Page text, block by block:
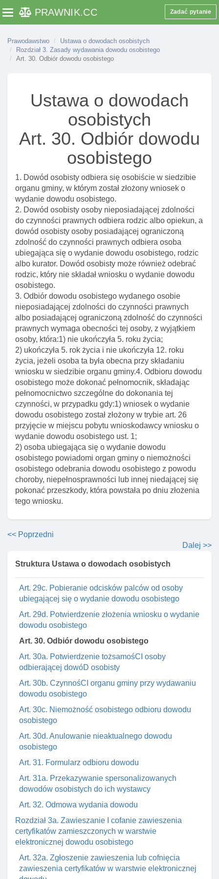
Toggle navigation
PRAWNIK.CC Zadać pytanie
Prawodawstwo
Ustawa o dowodach osobistych
Rozdział 3. Zasady wydawania dowodu osobistego
Art. 30. Odbiór dowodu osobistego
Ustawa o dowodach
osobistych
Art. 30. Odbiór dowodu
osobistego
1. Dowód osobisty odbiera się osobiście w siedzibie
organu gminy, w którym został złożony wniosek o
wydanie dowodu osobistego.
2. Dowód osobisty osoby nieposiadającej zdolności
do czynności prawnych odbiera rodzic albo opiekun, a
dowód osobisty osoby posiadającej ograniczoną
zdolność do czynności prawnych odbiera osoba
ubiegająca się o wydanie dowodu osobistego, rodzic
albo kurator. Dowód osobisty może również odebrać
rodzic, który nie składał wniosku o wydanie dowodu
osobistego.
3. Odbiór dowodu osobistego wydanego osobie
nieposiadającej zdolności do czynności prawnych
albo posiadającej ograniczoną zdolność do czynności
prawnych wymaga obecności tej osoby, z wyjątkiem
osoby, która:1) nie ukończyła 5. roku życia;
2) ukończyła 5. rok życia i nie ukończyła 12. roku
życia, jeżeli osoba ta była obecna przy składaniu
wniosku w siedzibie organu gminy.4. Odbioru dowodu
osobistego może dokonać pełnomocnik, składając
pełnomocnictwo szczególne do dokonania tej
czynności, w przypadku gdy:1) wniosek o wydanie
dowodu osobistego został złożony w trybie art. 26
przyjęcie w miejscu pobytu wnioskodawcy wniosku o
wydanie dowodu osobistego ust. 1;
2) osoba ubiegająca się o wydanie dowodu
osobistego powiadomi organ gminy o niemożności
osobistego odebrania dowodu osobistego z powodu
choroby, niepełnosprawności lub innej niedającej się
pokonać przeszkody, która powstała po dniu złożenia
tego wniosku.
<< Poprzedni
Dalej >>
Struktura Ustawa o dowodach osobistych
dowodu osobistego
Art. 12a. Warstwa elektroniczna dowodu
Art. 12b. Kody do certyfikatów uwierzytelniania I
Art. 12ca. Dostęp do danych biometrycznych w
warstwie elektronicznej dowodu osobistego
Art. 12d. Skutek prawny opatrzenia danych podpisem
osobistym
Art. 12e. Elementy certyfikatu podpisu osobistego
Art. 12f. Data okresu ważnośCI certyfikatu podpisu,
identyfikacji I uwierzytelnienia oraz potwierdzenia
obecnośCI
Art. 12g. Unieważnianie certyfikatów
Art. 12h. Właściwość organu w sprawach wydawania
certyfikatów I zapewnienia ich weryfikacji
Art. 12i. Polityka świadczenia usług dla dowodu
osobistego z warstwą elektroniczną
Art. 12j. Rozporządzenie w sprawie wymagań dla
warstwy elektronicznej dowodu I trybu postepowania
z certyfikatami
Rozdział 3. Zasady wydawania dowodu osobistego
Art. 23. Nieodpłatne wydawanie dowodu zasada
nieodpłatnośCI wydawania dowodu
Art. 24. Wniosek o wydanie dowodu
Art. 25. Składanie wniosku o wydanie dowodu
Art. 26. Przyjęcie w miejscu pobytu wnioskodawcy
wniosku o wydanie dowodu osobistego
Art. 27. Obecność w razie składania wniosku o
wydanie dowodu przez przedstawiciela ustawowego
Art. 28. Wymogi formalne wniosku o wydanie
dowodu
Art. 28a. Pouczenie o odpowiedzialnośCI karnej za
złożenie fałszywego oświadczenia
Art. 29. Fotografia do wniosku o wydanie dowodu
dowodu osobistego
obywatelstwa osoby której ma być wydany dowóD
Art. 29c. Pobieranie odcisków palców od osoby
ubiegającej się o wydanie dowodu osobistego
Art. 29d. Potwierdzenie złożenia wniosku o wydanie
dowodu osobistego
Art. 30. Odbiór dowodu osobistego
Art. 30a. Potwierdzenie tożsamośCI osoby
odbierającej dowóD osobisty
Art. 30b. CzynnośCI organu gminy przy wydawaniu
dowodu osobistego
Art. 30c. Niemożność osobistego odbioru dowodu
osobistego
Art. 30d. Anulowanie nieaktualnego dowodu
osobistego
Art. 31. Formularz odbioru dowodu
Art. 31a. Przekazywanie spersonalizowanych
dowodów osobistych do ich wystawcy
Art. 32. Odmowa wydania dowodu
Rozdział 3a. Zawieszanie I cofanie zawieszenia
certyfikatów zamieszczonych w warstwie
elektronicznej dowodu osobistego
Art. 32a. Zgłoszenie zawieszenia lub cofnięcia
zawieszenia certyfikatów w warstwie elektronicznej